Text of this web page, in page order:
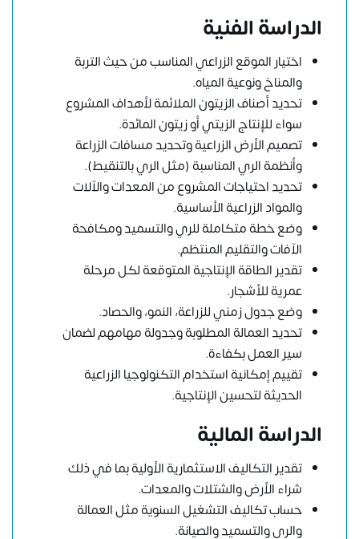
الدراسة الفنية
اختيار الموقع الزراعي المناسب من حيث التربة
والمناخ ونوعية المياه.
تحديد أصناف الزيتون الملائمة لأهداف المشروع
سواء للإنتاج الزيتي أو زيتون المائدة.
تصميم الأرض الزراعية وتحديد مسافات الزراعة
وأنظمة الري المناسبة (مثل الري بالتنقيط).
تحديد احتياجات المشروع من المعدات والآلات
والمواد الزراعية الأساسية.
وضع خطة متكاملة للري والتسميد ومكافحة
الآفات والتقليم المنتظم.
تقدير الطاقة الإنتاجية المتوقعة لكل مرحلة
عمرية للأشجار.
وضع جدول زمني للزراعة، النمو، والحصاد.
تحديد العمالة المطلوبة وجدولة مهامهم لضمان
سير العمل بكفاءة.
تقييم إمكانية استخدام التكنولوجيا الزراعية
الحديثة لتحسين الإنتاجية.
الدراسة المالية
تقدير التكاليف الاستثمارية الأولية بما في ذلك
شراء الأرض والشتلات والمعدات.
حساب تكاليف التشغيل السنوية مثل العمالة
والري والتسميد والصيانة.